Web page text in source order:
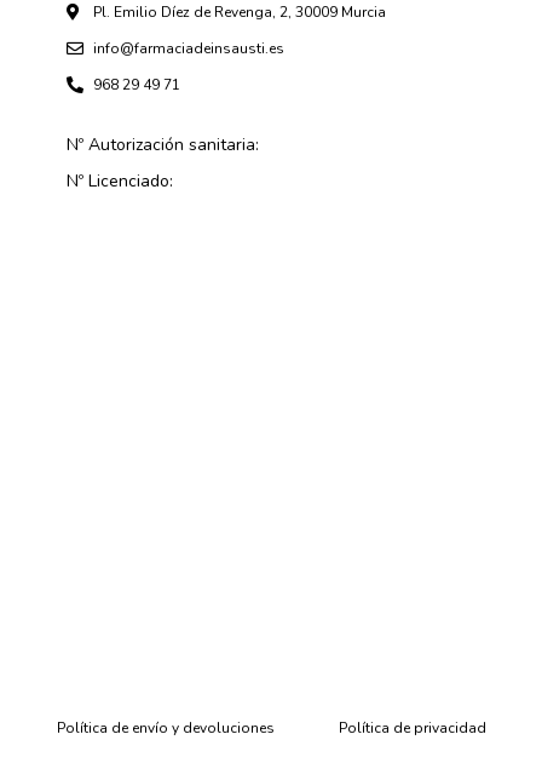
Pl. Emilio Díez de Revenga, 2, 30009 Murcia
info@farmaciadeinsausti.es
968 29 49 71
Nº Autorización sanitaria:
Nº Licenciado:
Política de envío y devoluciones Política de privacidad